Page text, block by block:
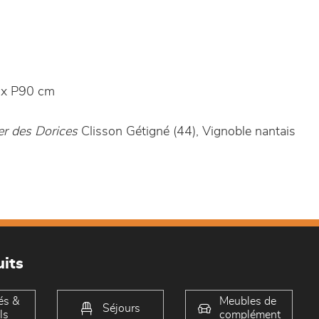
P90 cm
des DoricesClisson Gétigné (44), Vignoble nantais
&
Séjours
Meubles de
complément